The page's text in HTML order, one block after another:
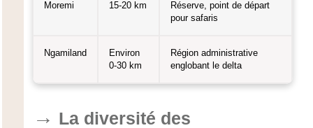
Moremi 15-20 km
Réserve, point de départ
pour safaris
Ngamiland
Environ
0-30 km
Région administrative
englobant le delta
La diversité des